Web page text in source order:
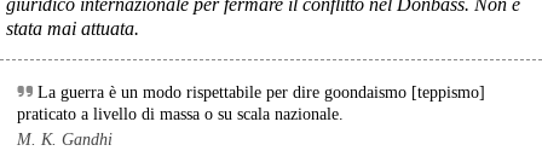
aumento del 37% rispetto allo stesso periodo del 2025
#Ucraina #ONU
@peacelink - 9/8/2026 10:51
Il 9 agosto 1945, gli Stati Uniti sganciarono una seconda bomba
atomica (chiamata "Fat Man") sulla città giapponese di Nagasaki.
L'attacco nucleare avvenne a tre giorni di distanza da quello di
giuridico internazionale per fermare il conflitto nel Donbass. Non è
stata mai attuata.
La guerra è un modo rispettabile per dire goondaismo [teppismo]
praticato a livello di massa o su scala nazionale.
M. K. Gandhi